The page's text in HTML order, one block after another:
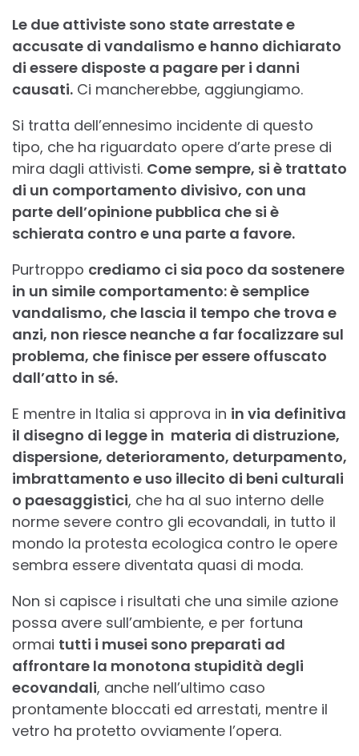
Le due attiviste sono state arrestate e
accusate di vandalismo e hanno dichiarato
di essere disposte a pagare per i danni
causati. Ci mancherebbe, aggiungiamo.
Si tratta dell’ennesimo incidente di questo
tipo, che ha riguardato opere d’arte prese di
mira dagli attivisti. Come sempre, si è trattato
di un comportamento divisivo, con una
parte dell’opinione pubblica che si è
schierata contro e una parte a favore.
Purtroppo crediamo ci sia poco da sostenere
in un simile comportamento: è semplice
vandalismo, che lascia il tempo che trova e
anzi, non riesce neanche a far focalizzare sul
problema, che finisce per essere offuscato
dall’atto in sé.
E mentre in Italia si approva in in via definitiva
il disegno di legge in materia di distruzione,
dispersione, deterioramento, deturpamento,
imbrattamento e uso illecito di beni culturali
o paesaggistici, che ha al suo interno delle
norme severe contro gli ecovandali, in tutto il
mondo la protesta ecologica contro le opere
sembra essere diventata quasi di moda.
Non si capisce i risultati che una simile azione
possa avere sull’ambiente, e per fortuna
ormai tutti i musei sono preparati ad
affrontare la monotona stupidità degli
ecovandali, anche nell’ultimo caso
prontamente bloccati ed arrestati, mentre il
vetro ha protetto ovviamente l’opera.